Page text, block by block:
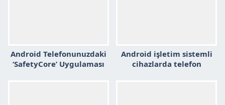
Android Telefonunuzdaki
‘SafetyCore’ Uygulaması
Android işletim sistemli
cihazlarda telefon